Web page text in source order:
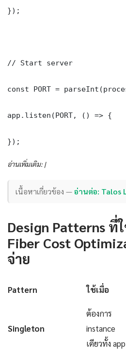
});
// Start server
const PORT =
app.listen(PORT, () => {
});
อ่านเพิ่มเติม: |
เนื้อหาเกี่ยวข้อง —อ่านต่อ: Talos
Design Patterns ที่
Fiber Cost
จ่าย
Pattern ใช้เมื่อ
Singleton
ต้องการ
instance
เดียวทั้ง app